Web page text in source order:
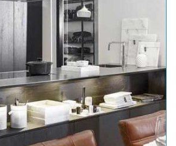
Margrate...
deze week
Renovatie keukenkastjes en -deurtjes
Profiel
Offerte